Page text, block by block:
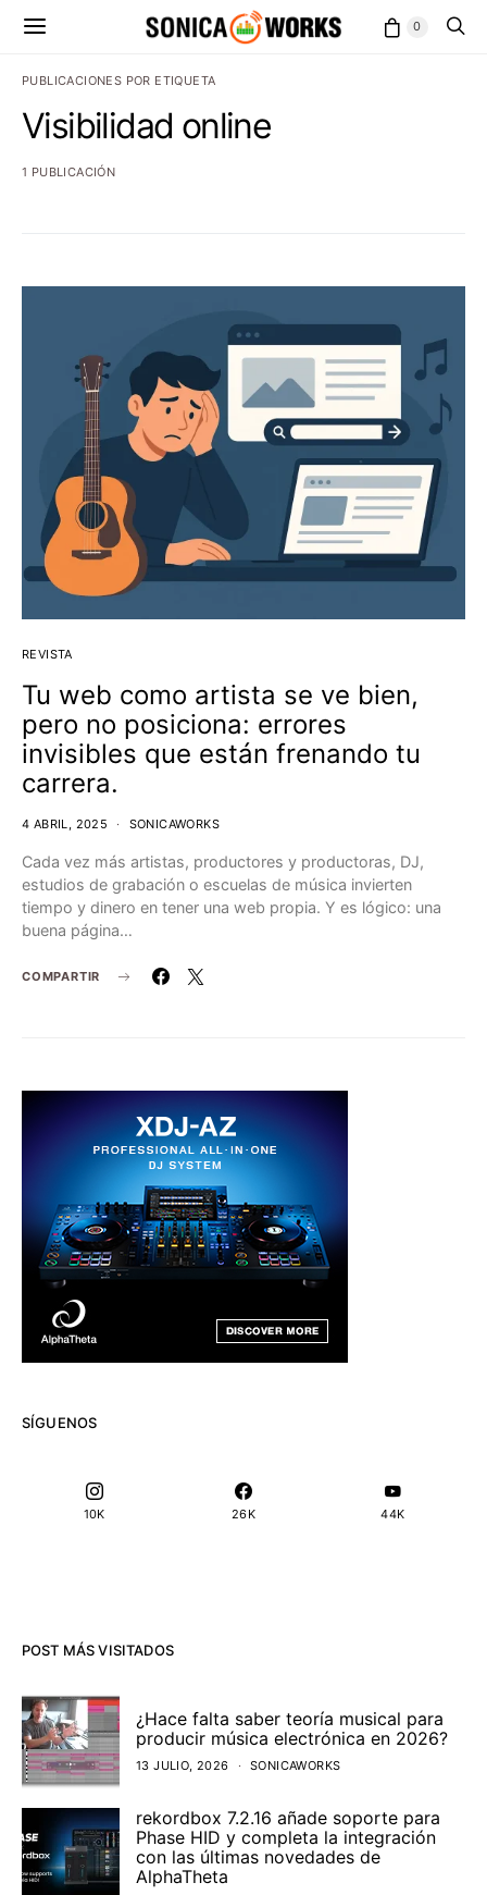
0
PUBLICACIONES POR ETIQUETA
Visibilidad online
1 PUBLICACIÓN
REVISTA
Tu web como artista se ve bien,
pero no posiciona: errores
invisibles que están frenando tu
carrera.
4 ABRIL, 2025 SONICAWORKS
Cada vez más artistas, productores y productoras, DJ,
estudios de grabación o escuelas de música invierten
tiempo y dinero en tener una web propia. Y es lógico: una
buena página…
COMPARTIR
SÍGUENOS
10K 26K 44K
POST MÁS VISITADOS
¿Hace falta saber teoría musical para
producir música electrónica en 2026?
13 JULIO, 2026 SONICAWORKS
rekordbox 7.2.16 añade soporte para
Phase HID y completa la integración
con las últimas novedades de
AlphaTheta